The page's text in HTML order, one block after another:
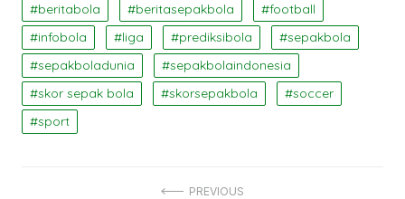
beritabola beritasepakbola
football
infobola
liga prediksibola
sepakbola
sepakboladunia
sepakbolaindonesia
skor sepak bola
skorsepakbola
soccer
sport
PREVIOUS